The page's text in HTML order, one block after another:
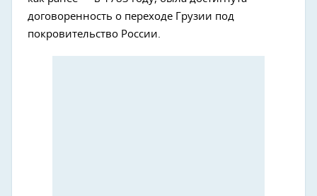
договоренность о переходе Грузии под
покровительство России.